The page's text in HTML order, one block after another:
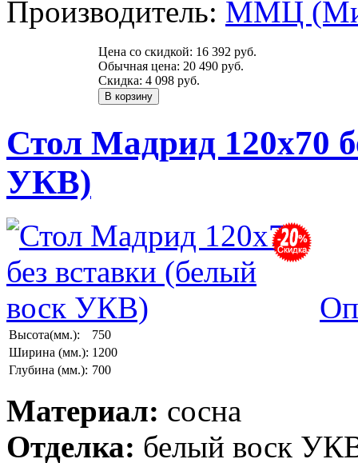
Производитель: ММЦ
Цена со скидкой: 16 392 руб.
Обычная цена: 20 490 руб.
Скидка: 4 098 руб.
Стол Мадрид 120х70
УКВ)
Высота(мм.):
750
Ширина (мм.): 1200
Глубина (мм.): 700
Материал: сосна
Отделка: белый воск